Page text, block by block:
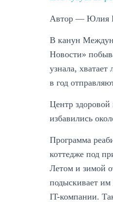
Автор — Юлия
В канун
Новости»
узнала,
в год
Центр здоровой
избавились
Программа
коттедже под
Летом и зимой
подыскивает им
IT-компании.